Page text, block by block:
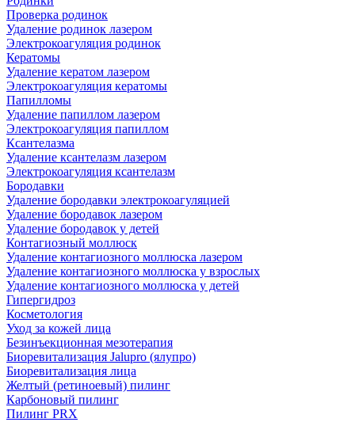
Проверка родинок
Удаление родинок лазером
Электрокоагуляция родинок
Кератомы
Удаление кератом лазером
Электрокоагуляция кератомы
Папилломы
Удаление папиллом лазером
Электрокоагуляция папиллом
Ксантелазма
Удаление ксантелазм лазером
Электрокоагуляция ксантелазм
Бородавки
Удаление бородавки электрокоагуляцией
Удаление бородавок лазером
Удаление бородавок у детей
Контагиозный моллюск
Удаление контагиозного моллюска лазером
Удаление контагиозного моллюска у взрослых
Удаление контагиозного моллюска у детей
Гипергидроз
Косметология
Уход за кожей лица
Безинъекционная мезотерапия
Биоревитализация Jalupro (ялупро)
Биоревитализация лица
Желтый (ретиноевый) пилинг
Карбоновый пилинг
Пилинг PRX